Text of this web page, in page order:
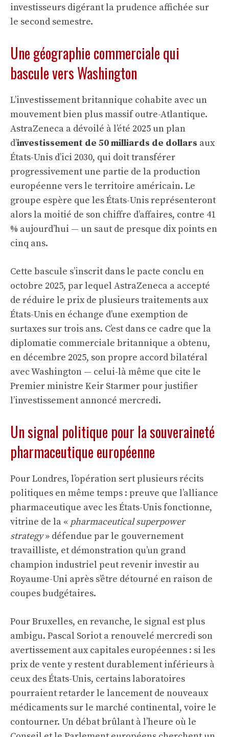
investisseurs digérant la prudence affichée sur
le second semestre.
Une géographie commerciale qui
bascule vers Washington
L’investissement britannique cohabite avec un
mouvement bien plus massif outre-Atlantique.
AstraZeneca a dévoilé à l’été 2025 un plan
d’investissement de 50 milliards de dollars aux
États-Unis d’ici 2030, qui doit transférer
progressivement une partie de la production
européenne vers le territoire américain. Le
groupe espère que les États-Unis représenteront
alors la moitié de son chiffre d’affaires, contre 41
% aujourd’hui — un saut de presque dix points en
cinq ans.
Cette bascule s’inscrit dans le pacte conclu en
octobre 2025, par lequel AstraZeneca a accepté
de réduire le prix de plusieurs traitements aux
États-Unis en échange d’une exemption de
surtaxes sur trois ans. C’est dans ce cadre que la
diplomatie commerciale britannique a obtenu,
en décembre 2025, son propre accord bilatéral
avec Washington — celui-là même que cite le
Premier ministre Keir Starmer pour justifier
l’investissement annoncé mercredi.
Un signal politique pour la souveraineté
pharmaceutique européenne
Pour Londres, l’opération sert plusieurs récits
politiques en même temps : preuve que l’alliance
pharmaceutique avec les États-Unis fonctionne,
vitrine de la « pharmaceutical superpower
strategy» défendue par le gouvernement
travailliste, et démonstration qu’un grand
champion industriel peut revenir investir au
Royaume-Uni après s’être détourné en raison de
coupes budgétaires.
Pour Bruxelles, en revanche, le signal est plus
ambigu. Pascal Soriot a renouvelé mercredi son
avertissement aux capitales européennes : si les
prix de vente y restent durablement inférieurs à
ceux des États-Unis, certains laboratoires
pourraient retarder le lancement de nouveaux
médicaments sur le marché continental, voire le
contourner. Un débat brûlant à l’heure où le